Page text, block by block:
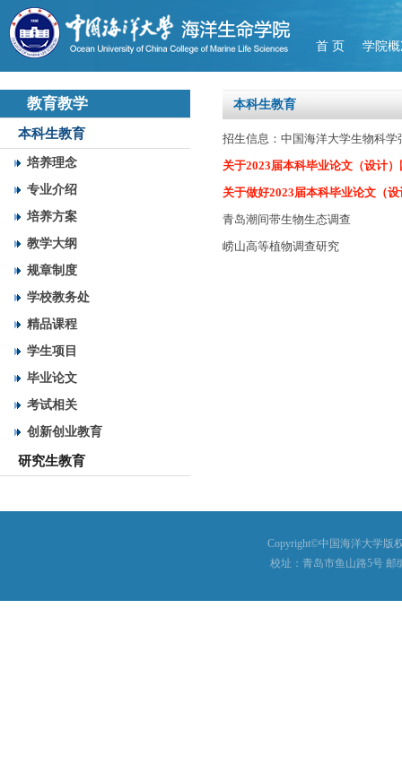
首 页 学院
教育教学
本科生教育
培养理念
专业介绍
培养方案
教学大纲
规章制度
学校教务处
精品课程
学生项目
毕业论文
考试相关
创新创业教育
研究生教育
本科生教育
招生信息：中国海洋大学生物科
关于2023届本科毕业论文（设计
关于做好2023届本科毕业论文（
青岛潮间带生物生态调查
崂山高等植物调查研究
Copyright©中国海洋大学版
校址：青岛市鱼山路5号 邮